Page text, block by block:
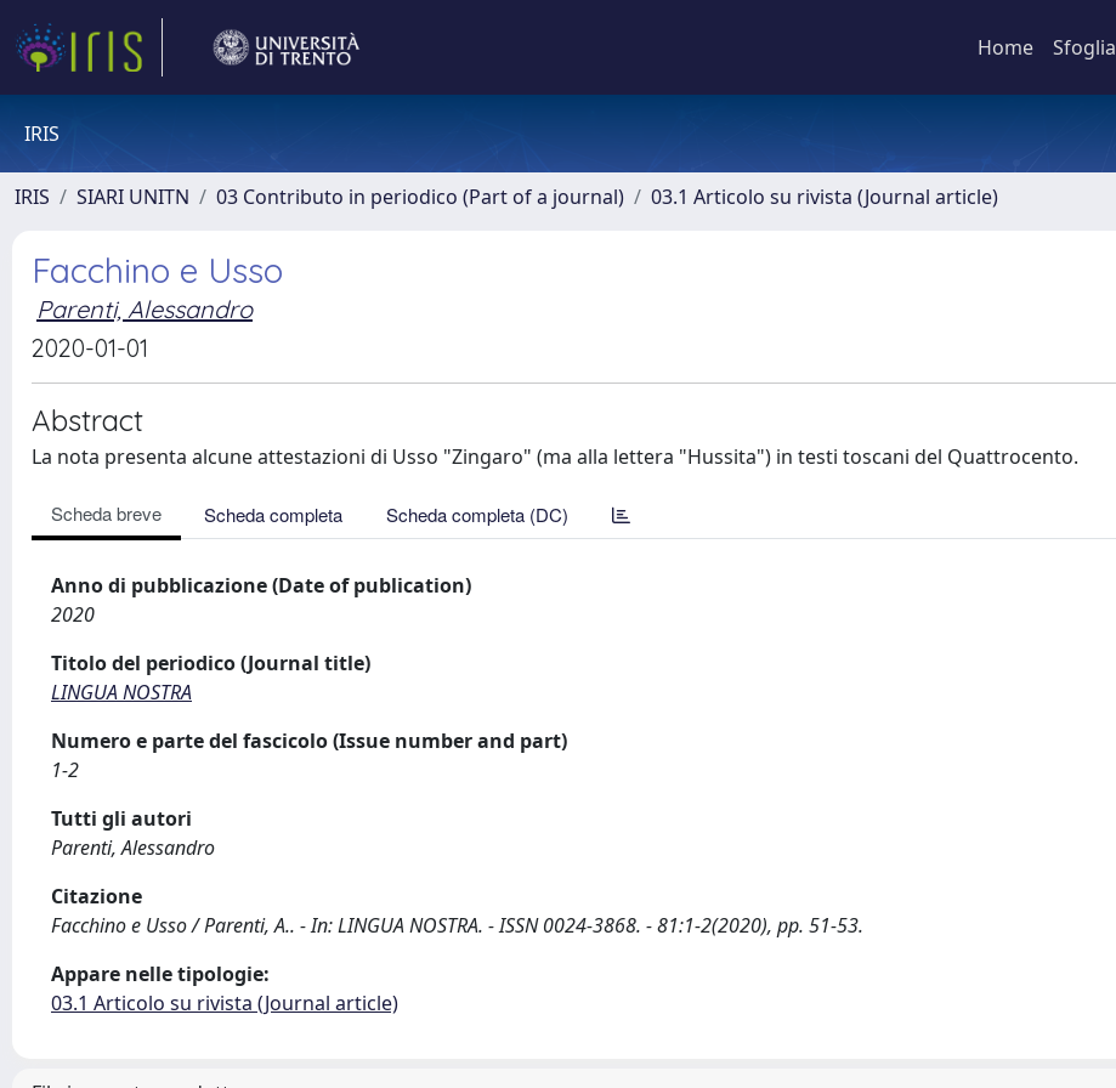
Home Sfoglia
IRIS
IRIS SIARI UNITN 03 Contributo in periodico (Part of a journal) 03.1 Articolo su rivista (Journal article)
Facchino e Usso
Parenti, Alessandro
2020-01-01
Abstract
La nota presenta alcune attestazioni di Usso "Zingaro" (ma alla lettera "Hussita") in testi toscani del Quattrocento.
Scheda breve Scheda completa Scheda completa (DC)
Anno di pubblicazione (Date of publication)
2020
Titolo del periodico (Journal title)
LINGUA NOSTRA
Numero e parte del fascicolo (Issue number and part)
1-2
Tutti gli autori
Parenti, Alessandro
Citazione
Facchino e Usso / Parenti, A.. - In: LINGUA NOSTRA. - ISSN 0024-3868. - 81:1-2(2020), pp. 51-53.
Appare nelle tipologie:
03.1 Articolo su rivista (Journal article)